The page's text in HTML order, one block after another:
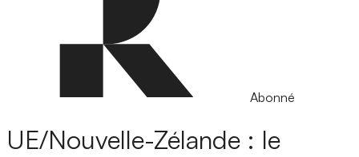
Abonné
UE/Nouvelle-Zélande : le